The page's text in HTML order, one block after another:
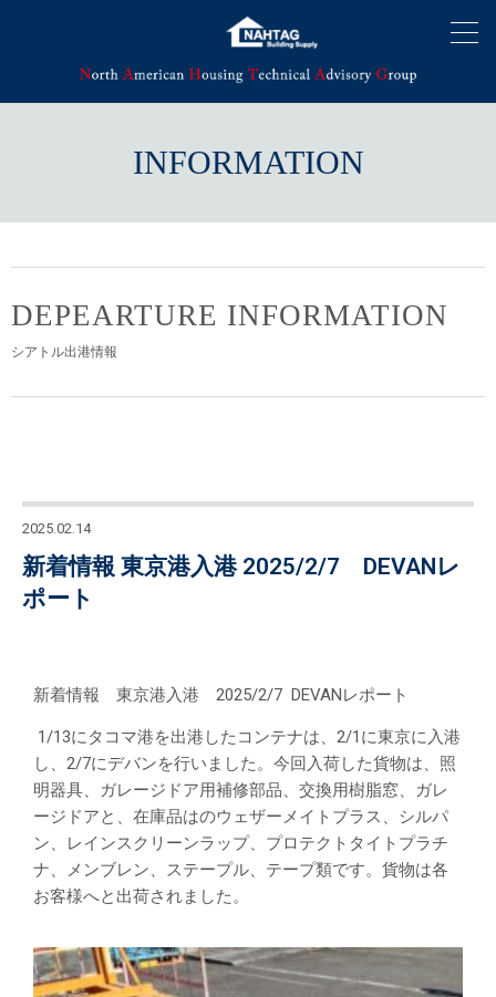
INFORMATION
DEPEARTURE INFORMATION
シアトル出港情報
2025.02.14
新着情報 東京港入港 2025/2/7 DEVANレ
ポート
新着情報 東京港入港 2025/2/7 DEVANレポート
1/13にタコマ港を出港したコンテナは、2/1に東京に入港
し、2/7にデバンを行いました。今回入荷した貨物は、 照
明器具、ガレージドア用補修部品、交換用樹脂窓、ガレ
ージドアと、 在庫品はのウェザーメイトプラス、シルパ
ン、レインスクリーンラップ、プロテクトタイトプラチ
ナ、メンブレン、ステープル、テープ類です。貨物は各
お客様へと出荷されました。